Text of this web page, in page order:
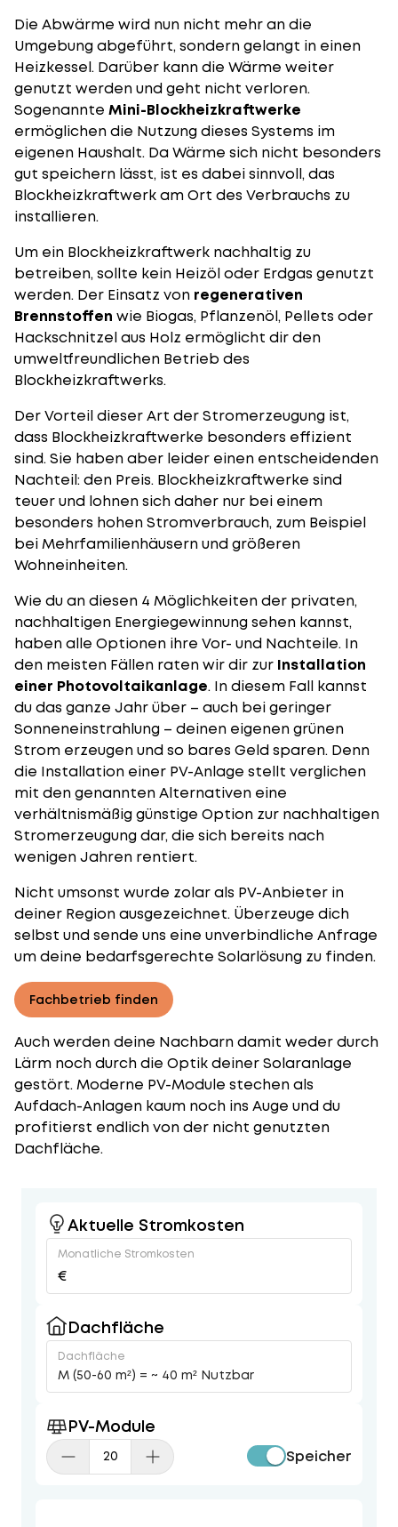
Die Abwärme wird nun nicht mehr an die
Umgebung abgeführt, sondern gelangt in einen
Heizkessel. Darüber kann die Wärme weiter
genutzt werden und geht nicht verloren.
Sogenannte Mini-Blockheizkraftwerke
ermöglichen die Nutzung dieses Systems im
eigenen Haushalt. Da Wärme sich nicht besonders
gut speichern lässt, ist es dabei sinnvoll, das
Blockheizkraftwerk am Ort des Verbrauchs zu
installieren.
Um ein Blockheizkraftwerk nachhaltig zu
betreiben, sollte kein Heizöl oder Erdgas genutzt
werden. Der Einsatz von regenerativen
Brennstoffen wie Biogas, Pflanzenöl, Pellets oder
Hackschnitzel aus Holz ermöglicht dir den
umweltfreundlichen Betrieb des
Blockheizkraftwerks.
Der Vorteil dieser Art der Stromerzeugung ist,
dass Blockheizkraftwerke besonders effizient
sind. Sie haben aber leider einen entscheidenden
Nachteil: den Preis. Blockheizkraftwerke sind
teuer und lohnen sich daher nur bei einem
besonders hohen Stromverbrauch, zum Beispiel
bei Mehrfamilienhäusern und größeren
Wohneinheiten.
Wie du an diesen 4 Möglichkeiten der privaten,
nachhaltigen Energiegewinnung sehen kannst,
haben alle Optionen ihre Vor- und Nachteile. In
den meisten Fällen raten wir dir zur Installation
einer Photovoltaikanlage. In diesem Fall kannst
du das ganze Jahr über – auch bei geringer
Sonneneinstrahlung – deinen eigenen grünen
Strom erzeugen und so bares Geld sparen. Denn
die Installation einer PV-Anlage stellt verglichen
mit den genannten Alternativen eine
verhältnismäßig günstige Option zur nachhaltigen
Stromerzeugung dar, die sich bereits nach
wenigen Jahren rentiert.
Nicht umsonst wurde zolar als PV-Anbieter in
deiner Region ausgezeichnet. Überzeuge dich
selbst und sende uns eine unverbindliche Anfrage
um deine bedarfsgerechte Solarlösung zu finden.
Fachbetrieb finden
Auch werden deine Nachbarn damit weder durch
Lärm noch durch die Optik deiner Solaranlage
gestört. Moderne PV-Module stechen als
Aufdach-Anlagen kaum noch ins Auge und du
profitierst endlich von der nicht genutzten
Dachfläche.
Aktuelle Stromkosten
Monatliche Stromkosten
€
Dachfläche
Dachfläche
M (50-60 m²) = ~ 40 m² Nutzbar
PV-Module
Speicher